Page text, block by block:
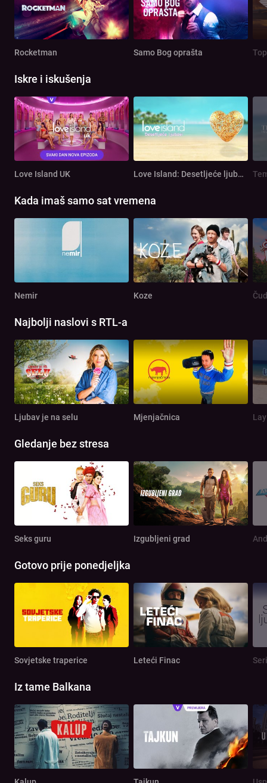
Rocketman Samo Bog oprašta
Iskre i iskušenja
Love Island UK Love Island: Desetljeće ljubavi
Kada imaš samo sat vremena
Nemir Koze
Najbolji naslovi s RTL-a
Ljubav je na selu Mjenjačnica
Gledanje bez stresa
Seks guru Izgubljeni grad
Gotovo prije ponedjeljka
Sovjetske traperice Leteći Finac
Iz tame Balkana